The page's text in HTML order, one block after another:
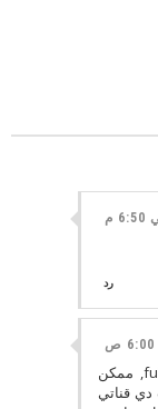
رد
مقال رائع ، انا full stack web developer, ممكن
قناتي